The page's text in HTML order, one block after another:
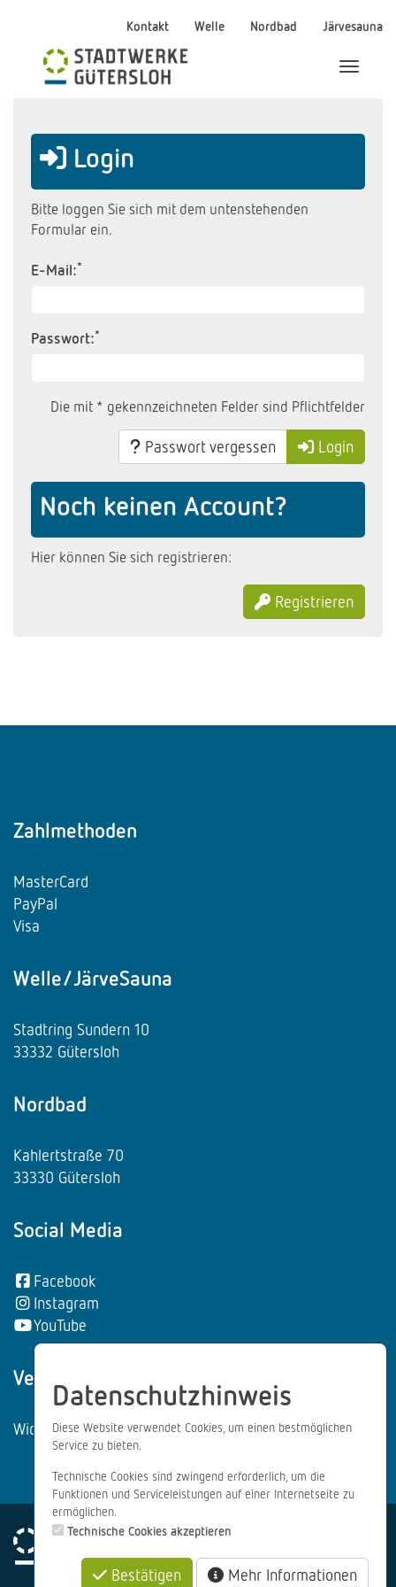
Kontakt Welle Nordbad Järvesauna
Menü
Login
Bitte loggen Sie sich mit dem untenstehenden
Formular ein.
E-Mail:*
Passwort:*
Die mit * gekennzeichneten Felder sind Pflichtfelder
Passwort vergessen Login
Noch keinen Account?
Hier können Sie sich registrieren:
Registrieren
Zahlmethoden
MasterCard
PayPal
Visa
Welle/JärveSauna
Stadtring Sundern 10
33332 Gütersloh
Nordbad
Kahlertstraße 70
33330 Gütersloh
Social Media
Facebook
Instagram
YouTube
Vertrag wiederrufen:
Widerrufsformular
Impressum Datenschutz AGB
Datenschutzhinweis
Diese Website verwendet Cookies, um einen bestmöglichen
Service zu bieten.
Technische Cookies sind zwingend erforderlich, um die
Funktionen und Serviceleistungen auf einer Internetseite zu
ermöglichen.
Technische Cookies akzeptieren
Bestätigen Mehr Informationen